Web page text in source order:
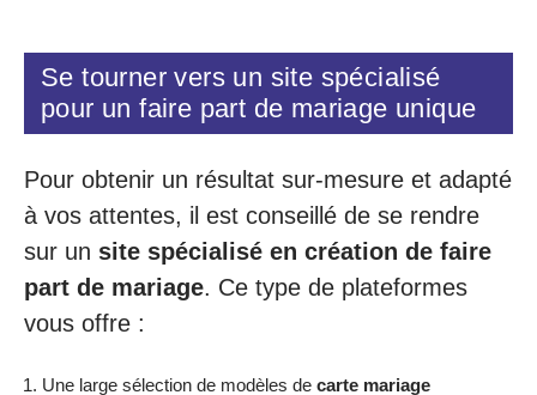
Se tourner vers un site spécialisé
pour un faire part de mariage unique
Pour obtenir un résultat sur-mesure et adapté
à vos attentes, il est conseillé de se rendre
sur un site spécialisé en création de faire
part de mariage. Ce type de plateformes
vous offre :
Une large sélection de modèles de carte mariage